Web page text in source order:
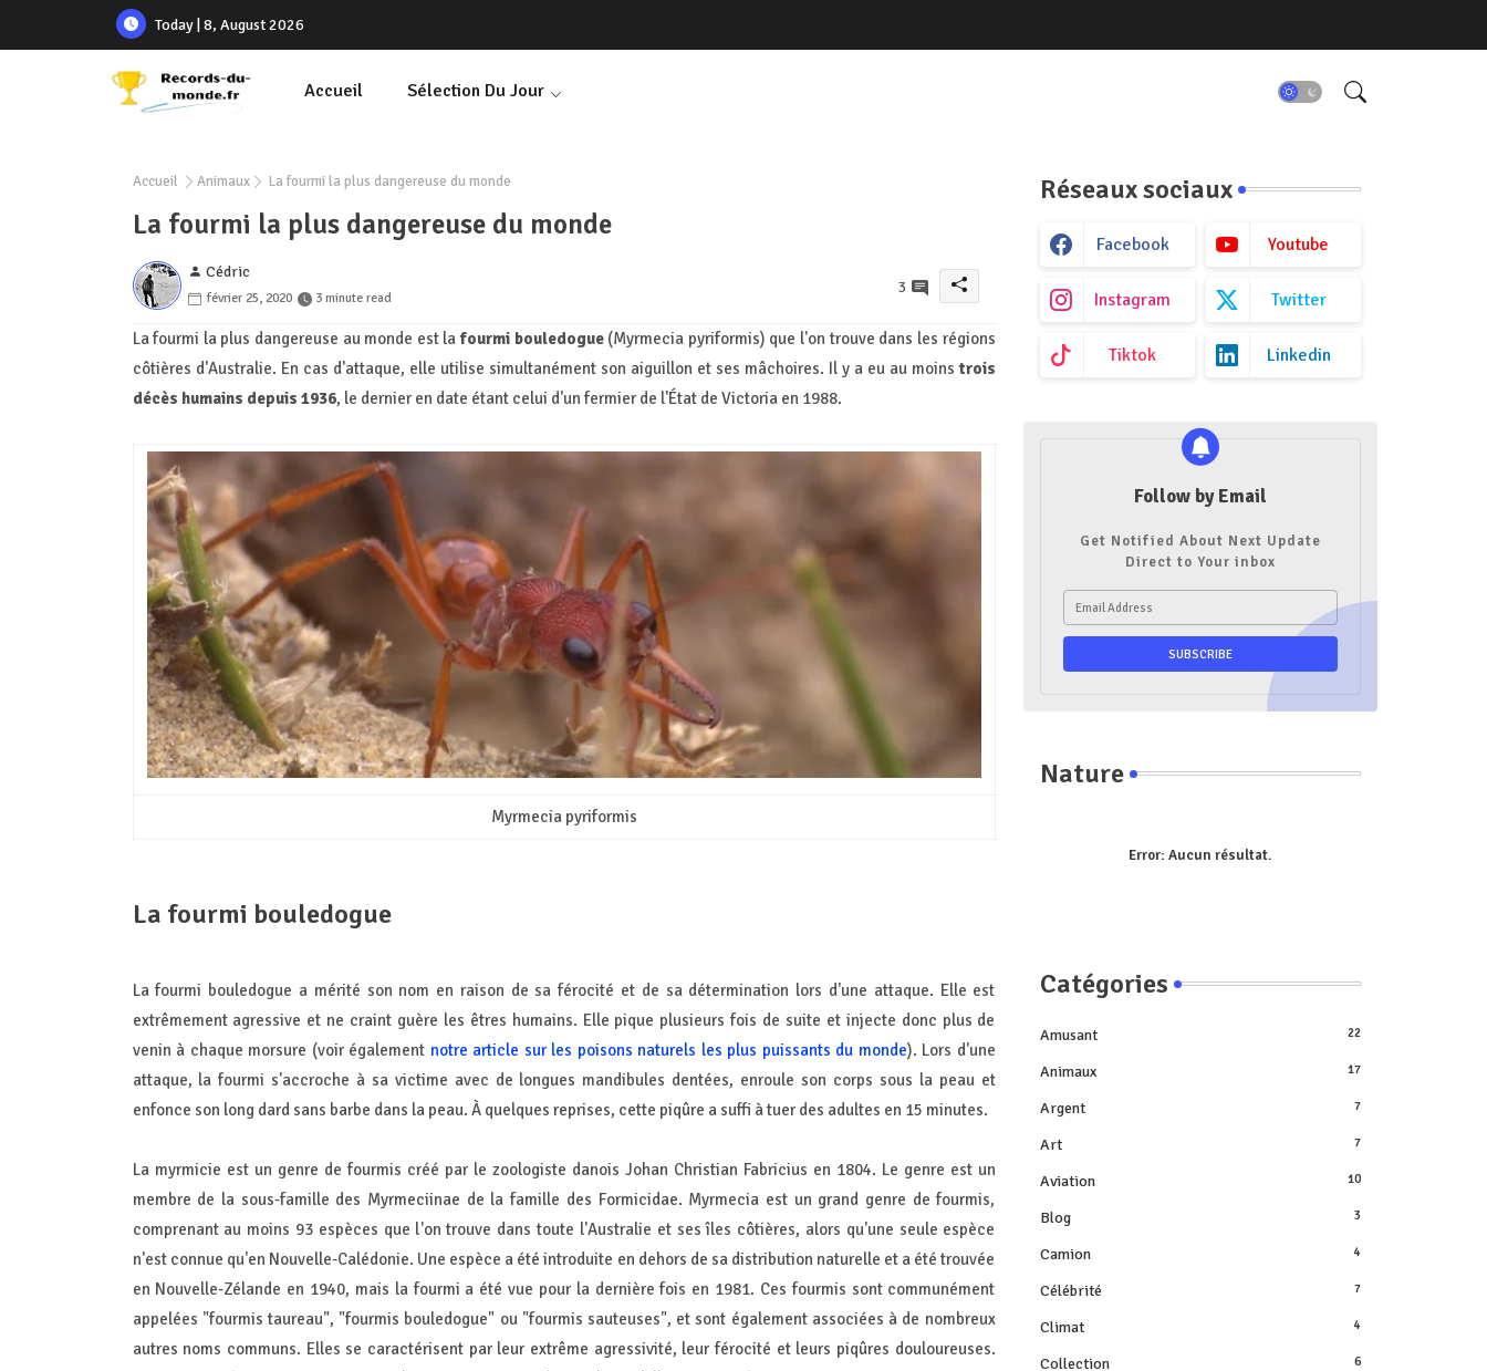
Today | 8, August 2026
Accueil Sélection Du Jour
Accueil Animaux La fourmi la plus dangereuse du monde
La fourmi la plus dangereuse du monde
Cédric
février 25, 2020 3 minute read
3
La fourmi la plus dangereuse au monde est lafourmi bouledogue(Myrmecia pyriformis) que l'on trouve dans les régions
côtières d'Australie. En cas d'attaque, elle utilise simultanément son aiguillon et ses mâchoires. Il y a eu au moinstrois
décès humains depuis 1936, le dernier en date étant celui d'un fermier de l'État de Victoria en 1988.
Myrmecia pyriformis
La fourmi bouledogue
La fourmi bouledogue a mérité son nom en raison de sa férocité et de sa détermination lors d'une attaque. Elle est
extrêmement agressive et ne craint guère les êtres humains. Elle pique plusieurs fois de suite et injecte donc plus de
venin à chaque morsure (voir également notre article sur les poisons naturels les plus puissants du monde). Lors d'une
attaque, la fourmi s'accroche à sa victime avec de longues mandibules dentées, enroule son corps sous la peau et
enfonce son long dard sans barbe dans la peau. À quelques reprises, cette piqûre a suffi à tuer des adultes en 15 minutes.
La myrmicie est un genre de fourmis créé par le zoologiste danois Johan Christian Fabricius en 1804. Le genre est un
membre de la sous-famille des Myrmeciinae de la famille des Formicidae. Myrmecia est un grand genre de fourmis,
comprenant au moins 93 espèces que l'on trouve dans toute l'Australie et ses îles côtières, alors qu'une seule espèce
n'est connue qu'en Nouvelle-Calédonie. Une espèce a été introduite en dehors de sa distribution naturelle et a été trouvée
en Nouvelle-Zélande en 1940, mais la fourmi a été vue pour la dernière fois en 1981. Ces fourmis sont communément
appelées "fourmis taureau", "fourmis bouledogue" ou "fourmis sauteuses", et sont également associées à de nombreux
autres noms communs. Elles se caractérisent par leur extrême agressivité, leur férocité et leurs piqûres douloureuses.
Réseaux sociaux
Facebook Youtube
Instagram Twitter
Tiktok Linkedin
Follow by Email
Get Notified About Next Update
Direct to Your inbox
Nature
Error: Aucun résultat.
Catégories
Amusant 22
Animaux 17
Argent 7
Art 7
Aviation 10
Blog 3
Camion 4
Célébrité 7
Climat 4
Collection 6